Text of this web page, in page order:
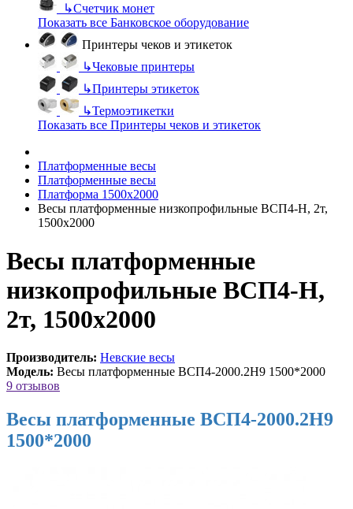
↳Счетчик монет
Показать все Банковское оборудование
Принтеры чеков и этикеток
↳Чековые принтеры
↳Принтеры этикеток
↳Термоэтикетки
Показать все Принтеры чеков и этикеток
Платформенные весы
Платформенные весы
Платформа 1500х2000
Весы платформенные низкопрофильные ВСП4-Н, 2т,
1500х2000
Весы платформенные
низкопрофильные ВСП4-Н,
2т, 1500х2000
Производитель: Невские весы
Модель: Весы платформенные ВСП4-2000.2Н9 1500*2000
9 отзывов
Весы платформенные ВСП4-2000.2Н9
1500*2000